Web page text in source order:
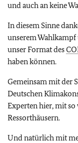
und auch an keine
In diesem Sinne
unserem
unser Format des
haben können.
Gemeinsam mit der
Deutschen
Experten hier, mit so
Ressorthäusern.
Und natürlich mit